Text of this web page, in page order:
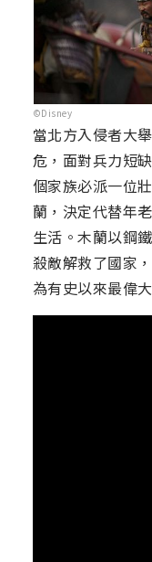
©Disney
當北方入侵者大
危，面對兵力短
個家族必派一位
蘭，決定代替年
生活。木蘭以鋼
殺敵解救了國家
為有史以來最偉